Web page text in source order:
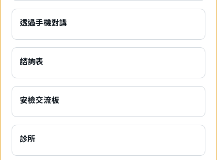
透過手機對講
諮詢表
安檢交流板
診所